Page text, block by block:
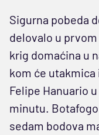
Sigurna pobeda
delovalo u
krig domaćina u
kom će
Felipe Hanuario
minutu.
sedam bodova